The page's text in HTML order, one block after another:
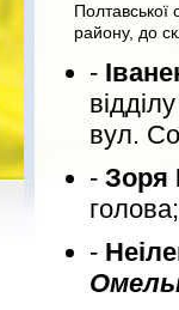
Полтавської
району, до
-
вул.
- Зоря
голова;
-